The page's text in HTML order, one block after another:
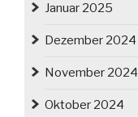
Januar 2025
Dezember 2024
November 2024
Oktober 2024